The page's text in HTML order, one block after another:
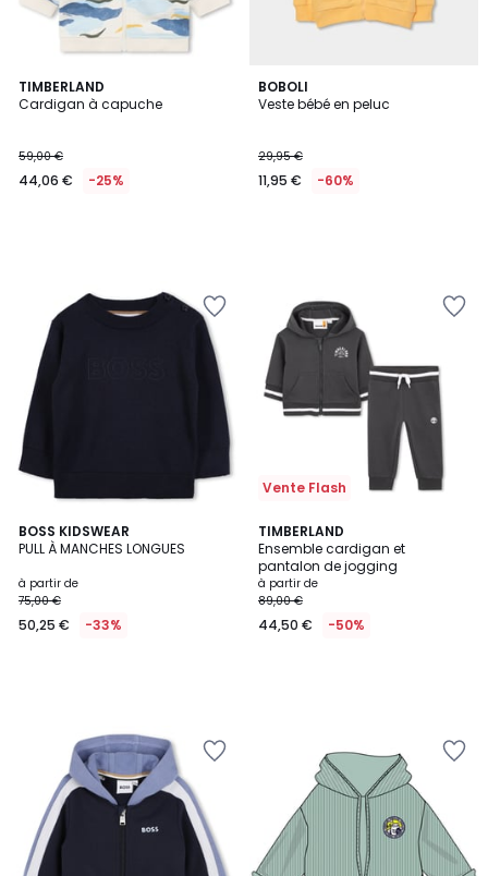
TIMBERLAND
Cardigan à capuche
59,00 €
44,06 € -25%
BOBOLI
Veste bébé en peluc
29,95 €
11,95 € -60%
BOSS KIDSWEAR
PULL À MANCHES LONGUES
à partir de
75,00 €
50,25 € -33%
Vente Flash
TIMBERLAND
Ensemble cardigan et
pantalon de jogging
à partir de
89,00 €
44,50 € -50%